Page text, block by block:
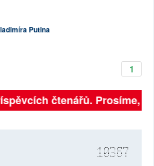
Putina
1
čtenářů. Prosíme,
10367